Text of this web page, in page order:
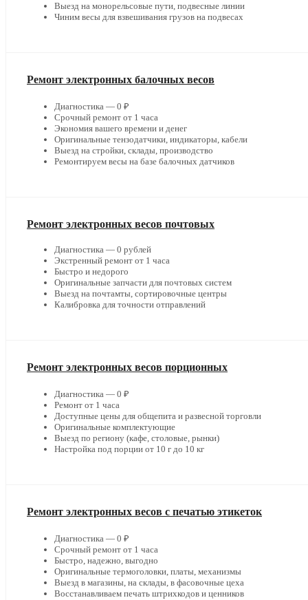
Выезд на монорельсовые пути, подвесные линии
Чиним весы для взвешивания грузов на подвесах
Ремонт электронных балочных весов
Диагностика — 0 ₽
Срочный ремонт от 1 часа
Экономия вашего времени и денег
Оригинальные тензодатчики, индикаторы, кабели
Выезд на стройки, склады, производство
Ремонтируем весы на базе балочных датчиков
Ремонт электронных весов почтовых
Диагностика — 0 рублей
Экстренный ремонт от 1 часа
Быстро и недорого
Оригинальные запчасти для почтовых систем
Выезд на почтамты, сортировочные центры
Калибровка для точности отправлений
Ремонт электронных весов порционных
Диагностика — 0 ₽
Ремонт от 1 часа
Доступные цены для общепита и развесной торговли
Оригинальные комплектующие
Выезд по региону (кафе, столовые, рынки)
Настройка под порции от 10 г до 10 кг
Ремонт электронных весов с печатью этикеток
Диагностика — 0 ₽
Срочный ремонт от 1 часа
Быстро, надежно, выгодно
Оригинальные термоголовки, платы, механизмы
Выезд в магазины, на склады, в фасовочные цеха
Восстанавливаем печать штрихкодов и ценников